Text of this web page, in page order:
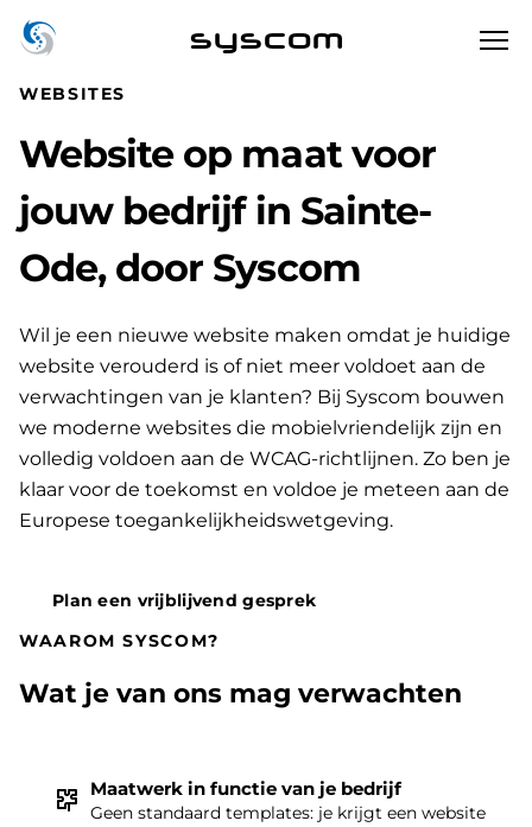
syscom
WEBSITES
Website op maat voor
jouw bedrijf in Sainte-
Ode, door Syscom
Wil je een nieuwe website maken omdat je huidige
website verouderd is of niet meer voldoet aan de
verwachtingen van je klanten? Bij Syscom bouwen
we moderne websites die mobielvriendelijk zijn en
volledig voldoen aan de WCAG-richtlijnen. Zo ben je
klaar voor de toekomst en voldoe je meteen aan de
Europese toegankelijkheidswetgeving.
Plan een vrijblijvend gesprek
WAAROM SYSCOM?
Wat je van ons mag verwachten
Maatwerk in functie van je bedrijf
Geen standaard templates: je krijgt een website